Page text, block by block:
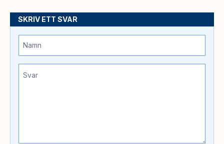
SKRIV ETT SVAR